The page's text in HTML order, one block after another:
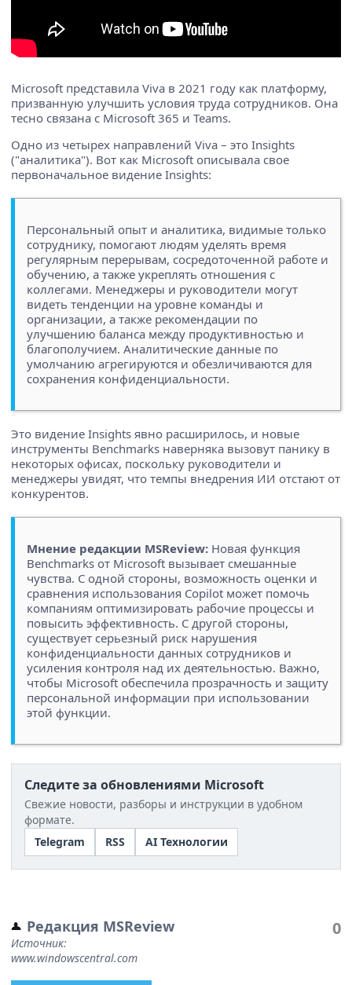
Microsoft представила Viva в 2021 году как платформу,
призванную улучшить условия труда сотрудников. Она
тесно связана с Microsoft 365 и Teams.
Одно из четырех направлений Viva – это Insights
("аналитика"). Вот как Microsoft описывала свое
первоначальное видение Insights:
Персональный опыт и аналитика, видимые только
сотруднику, помогают людям уделять время
регулярным перерывам, сосредоточенной работе и
обучению, а также укреплять отношения с
коллегами. Менеджеры и руководители могут
видеть тенденции на уровне команды и
организации, а также рекомендации по
улучшению баланса между продуктивностью и
благополучием. Аналитические данные по
умолчанию агрегируются и обезличиваются для
сохранения конфиденциальности.
Это видение Insights явно расширилось, и новые
инструменты Benchmarks наверняка вызовут панику в
некоторых офисах, поскольку руководители и
менеджеры увидят, что темпы внедрения ИИ отстают от
конкурентов.
Мнение редакции MSReview: Новая функция
Benchmarks от Microsoft вызывает смешанные
чувства. С одной стороны, возможность оценки и
сравнения использования Copilot может помочь
компаниям оптимизировать рабочие процессы и
повысить эффективность. С другой стороны,
существует серьезный риск нарушения
конфиденциальности данных сотрудников и
усиления контроля над их деятельностью. Важно,
чтобы Microsoft обеспечила прозрачность и защиту
персональной информации при использовании
этой функции.
Следите за обновлениями Microsoft
Свежие новости, разборы и инструкции в удобном
формате.
Telegram
RSS AI Технологии
Редакция MSReview
Источник:
www.windowscentral.com
0